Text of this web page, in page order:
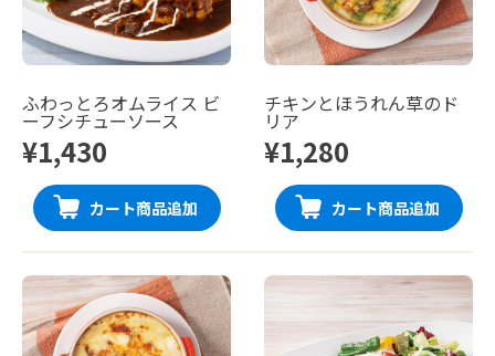
ふわっとろオムライス ビ
ーフシチューソース
¥1,430
カート商品追加
チキンとほうれん草のド
リア
¥1,280
カート商品追加